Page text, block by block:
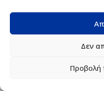
Δεν
Προβολή